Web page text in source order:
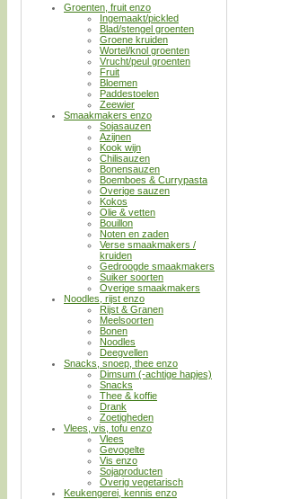
Groenten, fruit enzo
Ingemaakt/pickled
Blad/stengel groenten
Groene kruiden
Wortel/knol groenten
Vrucht/peul groenten
Fruit
Bloemen
Paddestoelen
Zeewier
Smaakmakers enzo
Sojasauzen
Azijnen
Kook wijn
Chilisauzen
Bonensauzen
Boemboes & Currypasta
Overige sauzen
Kokos
Olie & vetten
Bouillon
Noten en zaden
Verse smaakmakers /
kruiden
Gedroogde smaakmakers
Suiker soorten
Overige smaakmakers
Noodles, rijst enzo
Rijst & Granen
Meelsoorten
Bonen
Noodles
Deegvellen
Snacks, snoep, thee enzo
Dimsum (-achtige hapjes)
Snacks
Thee & koffie
Drank
Zoetigheden
Vlees, vis, tofu enzo
Vlees
Gevogelte
Vis enzo
Sojaproducten
Overig vegetarisch
Keukengerei, kennis enzo